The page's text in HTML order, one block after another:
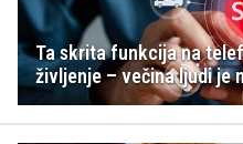
Ta skrita funkcija na
življenje – večina ljudi je